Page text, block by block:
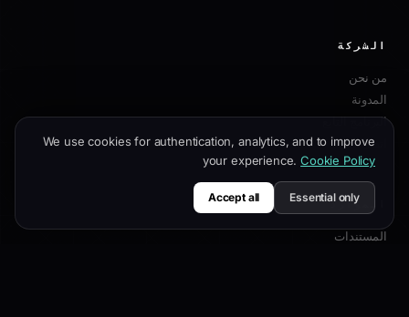
الشركة
من نحن
المدونة
البرنامج التابع
اتصل بنا
الموارد
المستندات
We use cookies for authentication, analytics, and to improve
your experience. Cookie Policy
Essential only
Accept all